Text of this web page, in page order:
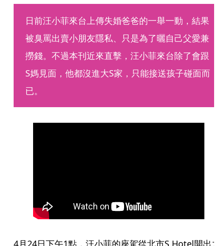
日前汪小菲來台上傳失婚爸爸的一舉一動，結果
被臭罵出賣小朋友隱私、只是為了曬自己父愛兼
撈錢。不過本刊近來直擊，汪小菲來台除了會跟
S媽見面，他都沒進大S家，只能接送孩子碰面而
已。
4月24日下午1點，汪小菲的座駕從北市S Hotel開出